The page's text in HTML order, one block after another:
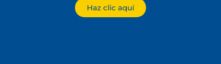
Haz clic aquí